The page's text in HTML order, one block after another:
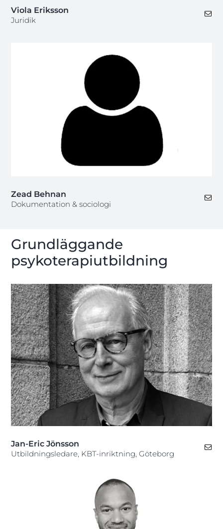
Viola Eriksson
Juridik
Zead Behnan
Dokumentation & sociologi
Grundläggande
psykoterapiutbildning
Jan-Eric Jönsson
Utbildningsledare, KBT-inriktning, Göteborg